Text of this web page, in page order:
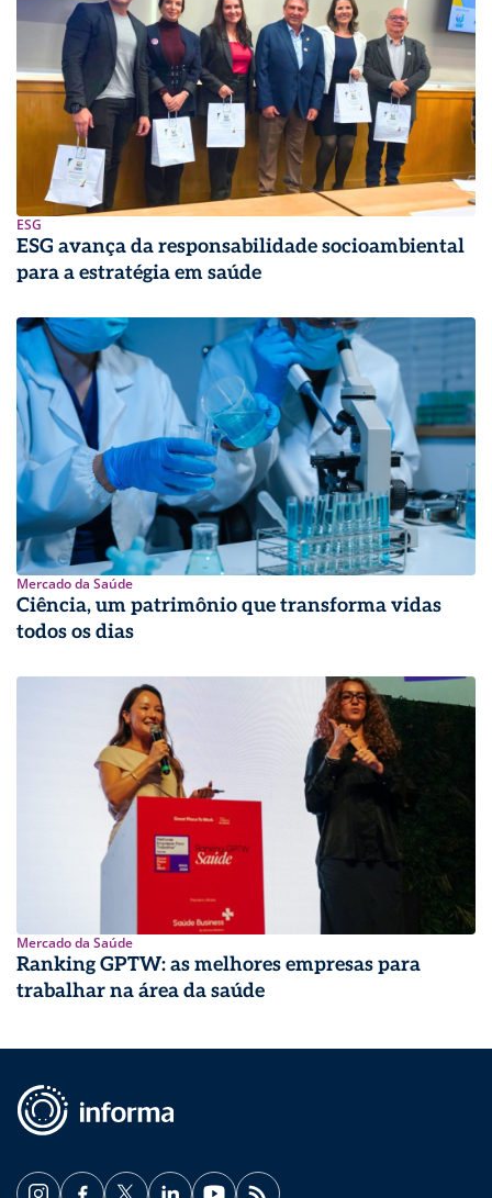
ESG
ESG avança da responsabilidade socioambiental
para a estratégia em saúde
Mercado da Saúde
Ciência, um patrimônio que transforma vidas
todos os dias
Mercado da Saúde
Ranking GPTW: as melhores empresas para
trabalhar na área da saúde